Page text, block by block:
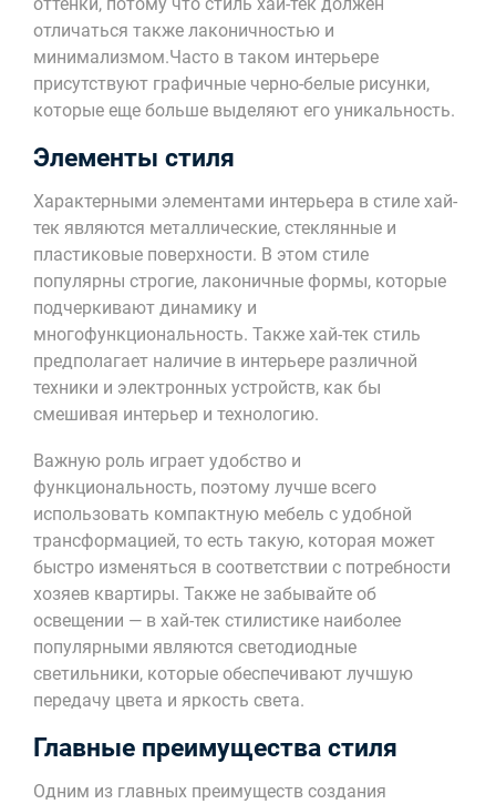
отличаться также лаконичностью и
минимализмом.Часто в таком интерьере
присутствуют графичные черно-белые рисунки,
которые еще больше выделяют его уникальность.
Элементы стиля
Характерными элементами интерьера в стиле хай-
тек являются металлические, стеклянные и
пластиковые поверхности. В этом стиле
популярны строгие, лаконичные формы, которые
подчеркивают динамику и
многофункциональность. Также хай-тек стиль
предполагает наличие в интерьере различной
техники и электронных устройств, как бы
смешивая интерьер и технологию.
Важную роль играет удобство и
функциональность, поэтому лучше всего
использовать компактную мебель с удобной
трансформацией, то есть такую, которая может
быстро изменяться в соответствии с потребности
хозяев квартиры. Также не забывайте об
освещении — в хай-тек стилистике наиболее
популярными являются светодиодные
светильники, которые обеспечивают лучшую
передачу цвета и яркость света.
Главные преимущества стиля
Одним из главных преимуществ создания